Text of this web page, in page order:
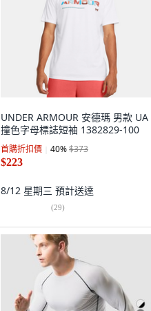
UNDER ARMOUR 安德瑪 男款 UA
撞色字母標誌短袖 1382829-100
首購折扣價 40%$373
$223
8/12 星期三 預計送達
(29)